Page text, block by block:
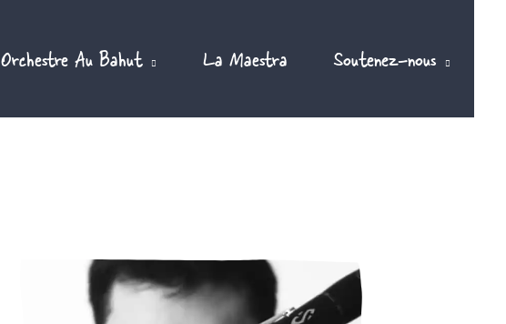
Orchestre Au Bahut La Maestra Soutenez-nous